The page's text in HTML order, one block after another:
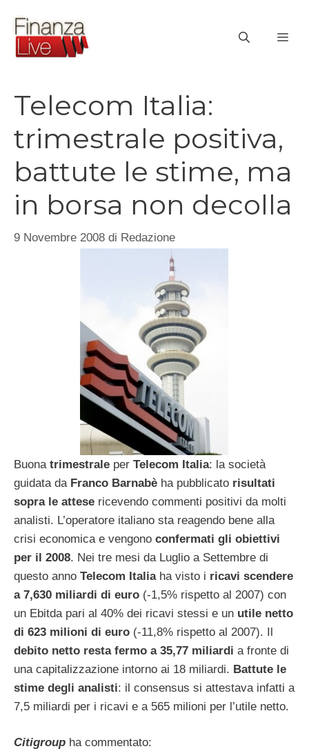
contenuto
Telecom Italia:
trimestrale positiva,
battute le stime, ma
in borsa non decolla
9 Novembre 2008 di Redazione
Buona trimestrale per Telecom Italia: la società
guidata da Franco Barnabè ha pubblicato risultati
sopra le attese ricevendo commenti positivi da molti
analisti. L’operatore italiano sta reagendo bene alla
crisi economica e vengono confermati gli obiettivi
per il 2008. Nei tre mesi da Luglio a Settembre di
questo anno Telecom Italiaha visto i ricavi scendere
a 7,630 miliardi di euro (-1,5% rispetto al 2007) con
un Ebitda pari al 40% dei ricavi stessi e un utile netto
di 623 milioni di euro (-11,8% rispetto al 2007). Il
debito netto resta fermo a 35,77 miliardi a fronte di
una capitalizzazione intorno ai 18 miliardi. Battute le
stime degli analisti: il consensus si attestava infatti a
7,5 miliardi per i ricavi e a 565 milioni per l’utile netto.
Citigroup ha commentato: